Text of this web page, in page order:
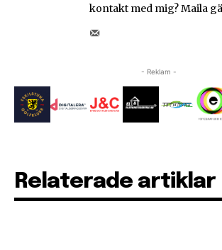
kontakt med mig? Maila
- Reklam -
Relaterade artiklar